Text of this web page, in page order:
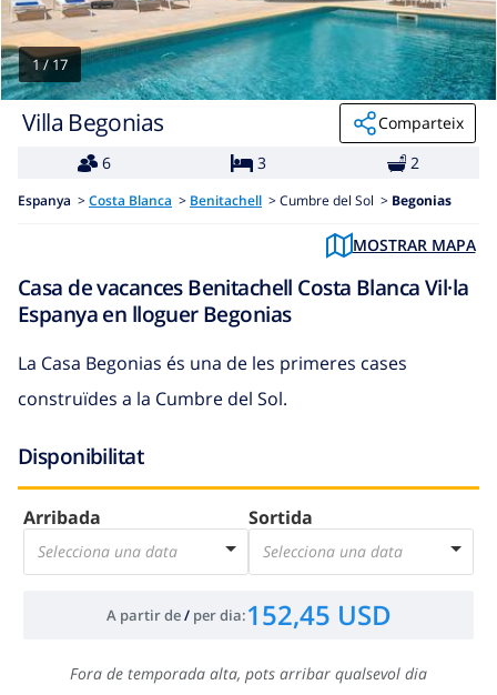
1/17
Villa Begonias
Comparteix
6
3 2
Espanya > Costa Blanca > Benitachell > Cumbre del Sol > Begonias
MOSTRAR MAPA
Casa de vacances Benitachell Costa Blanca Vil·la
Espanya en lloguer Begonias
La Casa Begonias és una de les primeres cases
construïdes a la Cumbre del Sol.
Disponibilitat
Arribada
Selecciona una data
Sortida
Selecciona una data
A partir de/ per dia:152,45 USD
Fora de temporada alta, pots arribar qualsevol dia